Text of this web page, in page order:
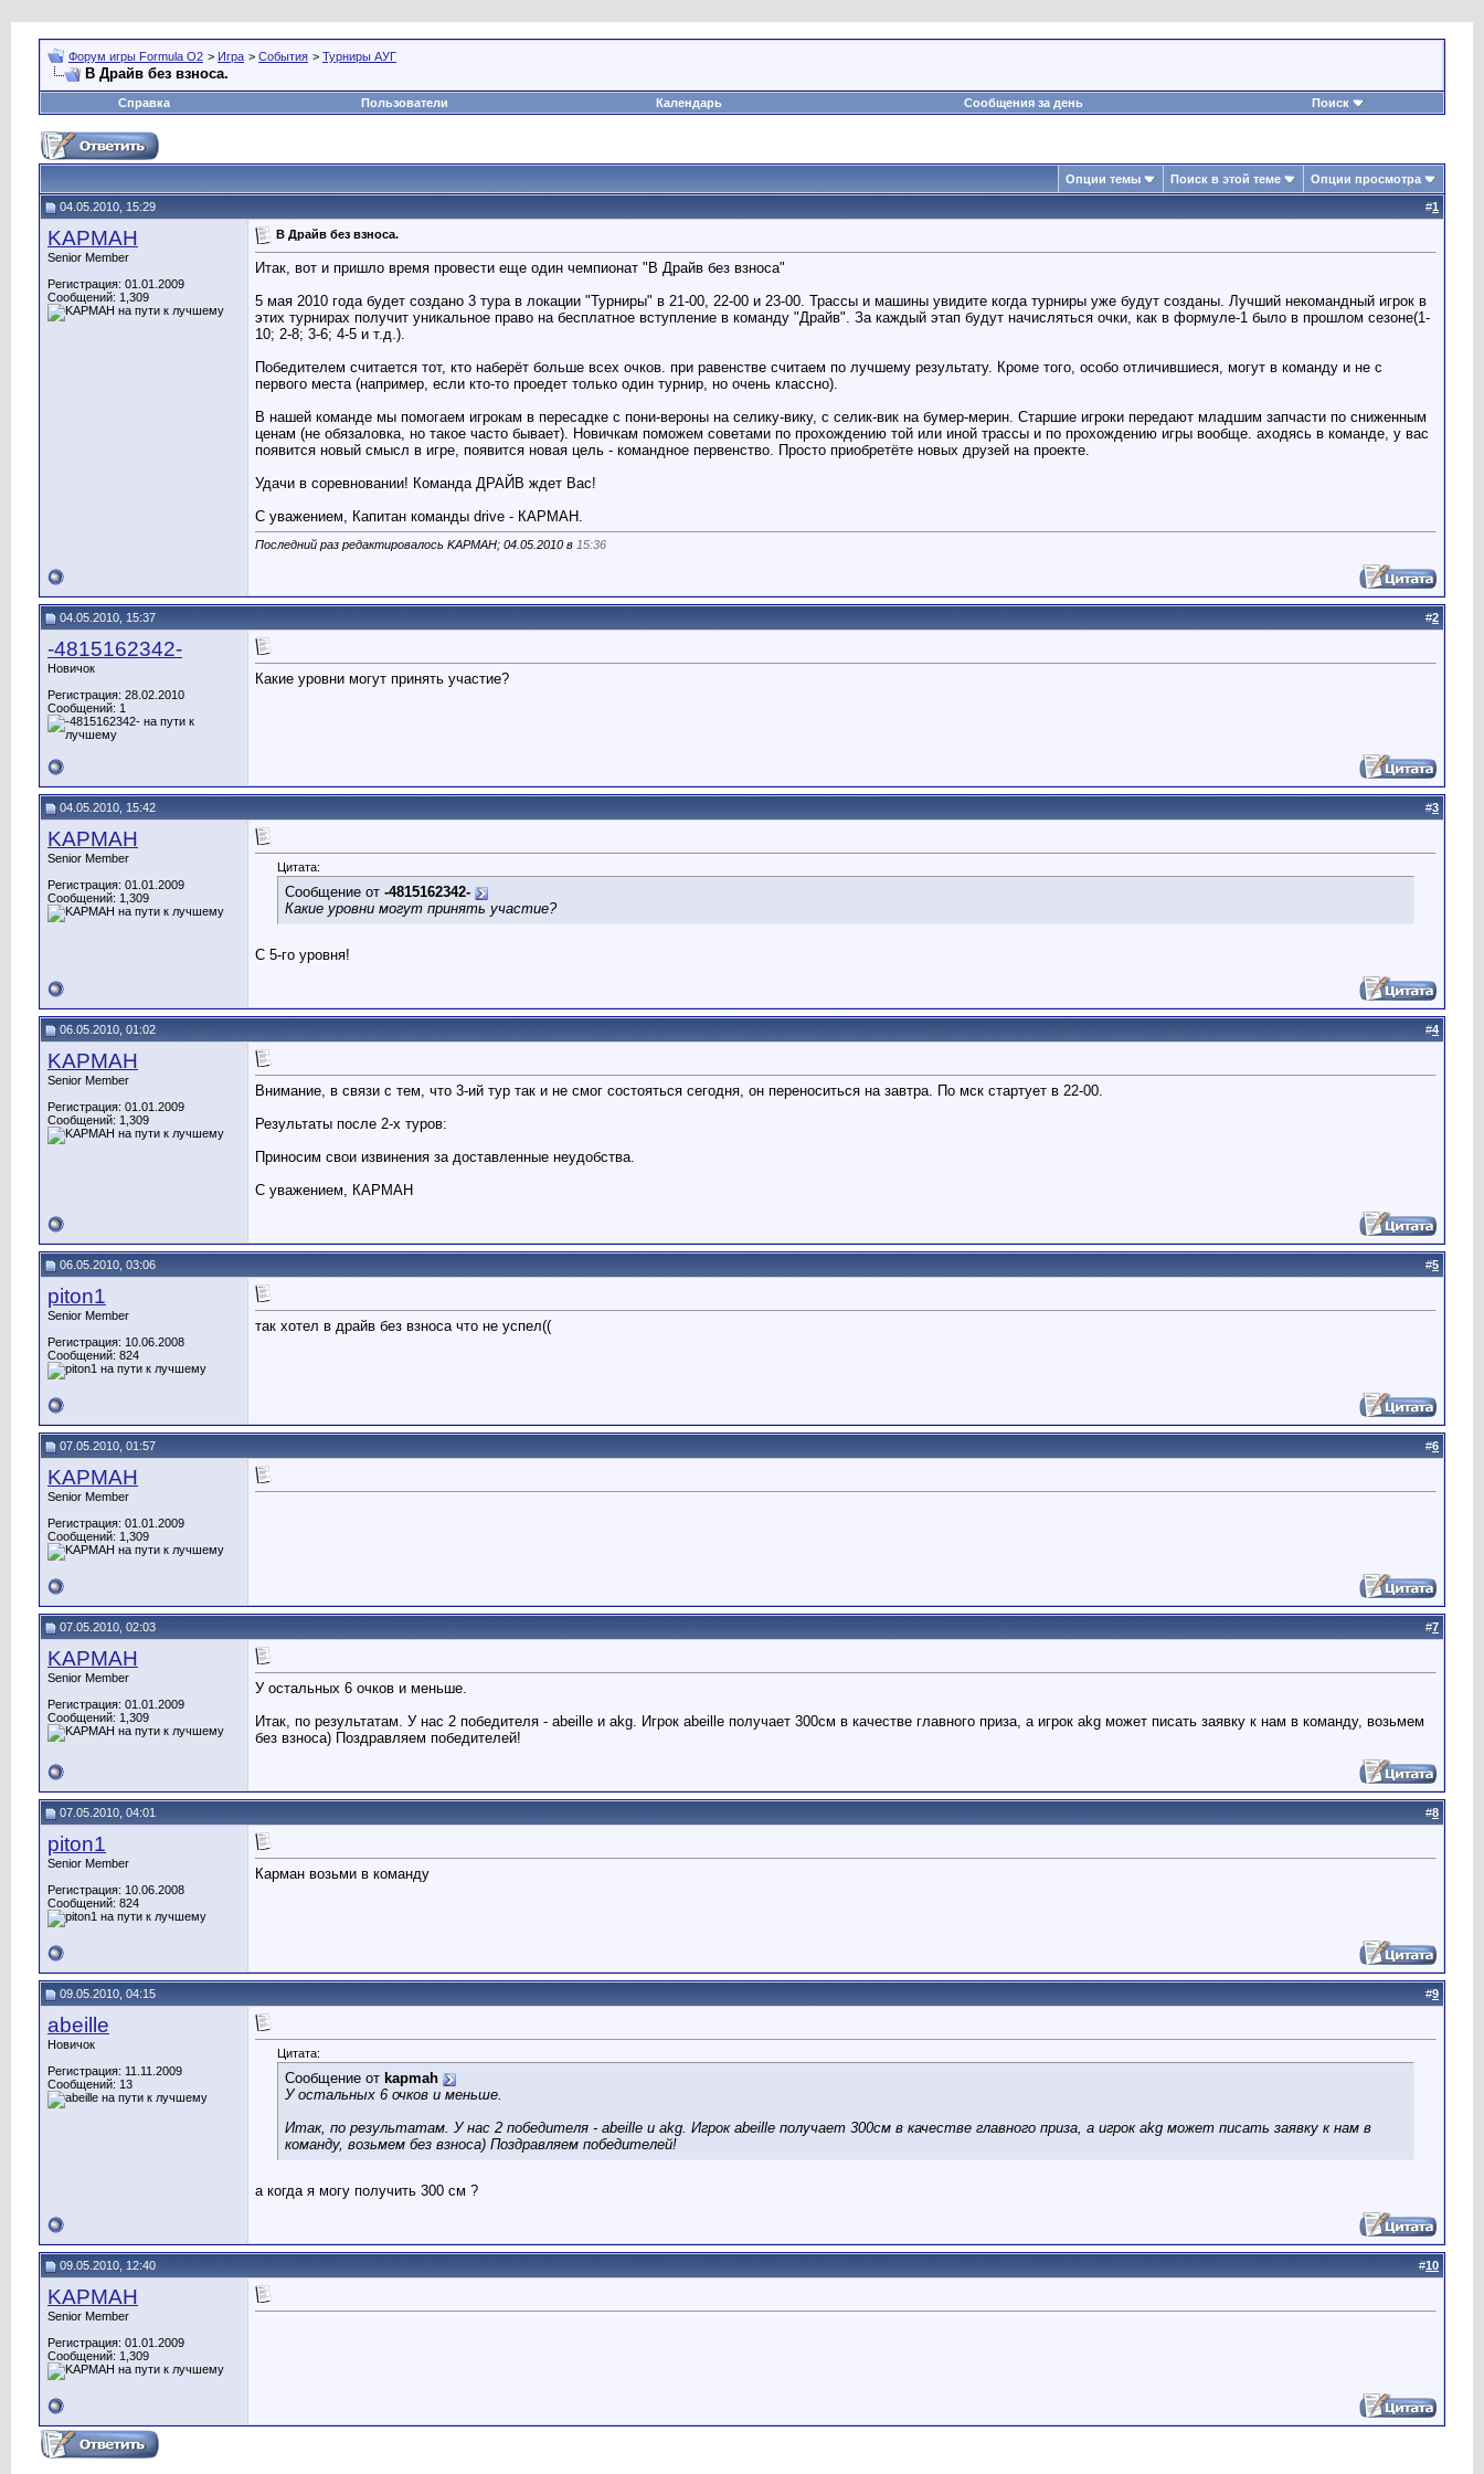
Форум игры Formula O2 > Игра > События > Турниры АУГ
В Драйв без взноса.
Справка Пользователи Календарь Сообщения за день Поиск
Опции темы Поиск в этой теме Опции просмотра
04.05.2010, 15:29 #1
KAPMAH
Senior Member
Регистрация: 01.01.2009
Сообщений: 1,309
В Драйв без взноса.
Итак, вот и пришло время провести еще один чемпионат "В Драйв без взноса"
5 мая 2010 года будет создано 3 тура в локации "Турниры" в 21-00, 22-00 и 23-00. Трассы и машины увидите когда турниры уже будут созданы. Лучший некомандный игрок в
этих турнирах получит уникальное право на бесплатное вступление в команду "Драйв". За каждый этап будут начисляться очки, как в формуле-1 было в прошлом сезоне(1-
10; 2-8; 3-6; 4-5 и т.д.).
Победителем считается тот, кто наберёт больше всех очков. при равенстве считаем по лучшему результату. Кроме того, особо отличившиеся, могут в команду и не с
первого места (например, если кто-то проедет только один турнир, но очень классно).
В нашей команде мы помогаем игрокам в пересадке с пони-вероны на селику-вику, с селик-вик на бумер-мерин. Старшие игроки передают младшим запчасти по сниженным
ценам (не обязаловка, но такое часто бывает). Новичкам поможем советами по прохождению той или иной трассы и по прохождению игры вообще. аходясь в команде, у вас
появится новый смысл в игре, появится новая цель - командное первенство. Просто приобретёте новых друзей на проекте.
Удачи в соревновании! Команда ДРАЙВ ждет Вас!
С уважением, Капитан команды drive - КАРМАН.
Последний раз редактировалось KAPMAH; 04.05.2010 в 15:36
04.05.2010, 15:37 #2
-4815162342-
Новичок
Регистрация: 28.02.2010
Сообщений: 1
Какие уровни могут принять участие?
04.05.2010, 15:42 #3
KAPMAH
Senior Member
Регистрация: 01.01.2009
Сообщений: 1,309
Цитата:
Сообщение от -4815162342-
Какие уровни могут принять участие?
С 5-го уровня!
06.05.2010, 01:02 #4
KAPMAH
Senior Member
Регистрация: 01.01.2009
Сообщений: 1,309
Внимание, в связи с тем, что 3-ий тур так и не смог состояться сегодня, он переноситься на завтра. По мск стартует в 22-00.
Результаты после 2-х туров:
Приносим свои извинения за доставленные неудобства.
С уважением, КАРМАН
06.05.2010, 03:06 #5
piton1
Senior Member
Регистрация: 10.06.2008
Сообщений: 824
так хотел в драйв без взноса что не успел((
07.05.2010, 01:57 #6
KAPMAH
Senior Member
Регистрация: 01.01.2009
Сообщений: 1,309
07.05.2010, 02:03 #7
KAPMAH
Senior Member
Регистрация: 01.01.2009
Сообщений: 1,309
У остальных 6 очков и меньше.
Итак, по результатам. У нас 2 победителя - abeille и akg. Игрок abeille получает 300см в качестве главного приза, а игрок akg может писать заявку к нам в команду, возьмем
без взноса) Поздравляем победителей!
07.05.2010, 04:01 #8
piton1
Senior Member
Регистрация: 10.06.2008
Сообщений: 824
Карман возьми в команду
09.05.2010, 04:15 #9
abeille
Новичок
Регистрация: 11.11.2009
Сообщений: 13
Цитата:
Сообщение от kapmah
У остальных 6 очков и меньше.
Итак, по результатам. У нас 2 победителя - abeille и akg. Игрок abeille получает 300см в качестве главного приза, а игрок akg может писать заявку к нам в
команду, возьмем без взноса) Поздравляем победителей!
а когда я могу получить 300 см ?
09.05.2010, 12:40 #10
KAPMAH
Senior Member
Регистрация: 01.01.2009
Сообщений: 1,309